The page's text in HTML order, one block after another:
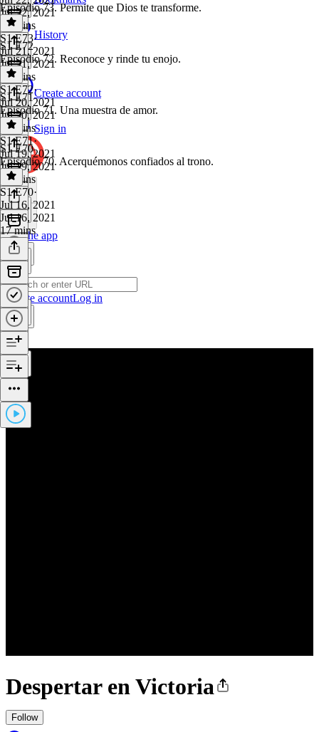
History
Create account
Sign in
Get the app
Create accountLog in
Despertar en Victoria
Follow
Jul 22, 2021
22 mins
Episodio 73. Permite que Dios te transforme.
S1 E73·
Jul 21, 2021
Jul 21, 2021
27 mins
S1 E72
Episodio 72. Reconoce y rinde tu enojo.
S1 E72·
Jul 20, 2021
Jul 20, 2021
20 mins
S1 E71
Episodio 71. Una muestra de amor.
S1 E71·
Jul 19, 2021
Jul 19, 2021
19 mins
S1 E70
Episodio 70. Acerquémonos confiados al trono.
S1 E70·
Jul 16, 2021
Jul 16, 2021
17 mins